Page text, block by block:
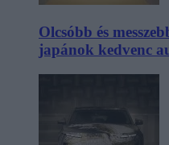
Olcsóbb és
japánok kedvenc